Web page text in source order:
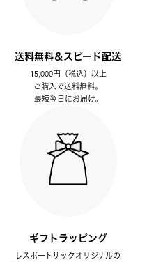
送料無料＆スピード配送
15,000円（税込）以上
ご購入で送料無料。
最短翌日にお届け。
ギフトラッピング
レスポートサックオリジナルの